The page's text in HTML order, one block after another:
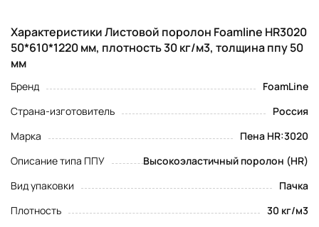
Характеристики Листовой поролон Foamline HR3020
50*610*1220 мм, плотность 30 кг/м3, толщина ппу 50
мм
Бренд
FoamLine
Страна-изготовитель
Россия
Марка
Пена HR:3020
Описание типа ППУ
Высокоэластичный поролон (HR)
Вид упаковки
Пачка
Плотность
30 кг/м3